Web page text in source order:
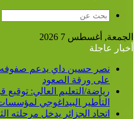
الجمعة, أغسطس 7 2026
أخبار عاجلة
نصر حسين داي يدعم صفوفه
على ورقة الصعود
رياضة/التعليم العالي: توقيع
التأطير البيداغوجي
اتحاد الجزائر يدخل مرحلته